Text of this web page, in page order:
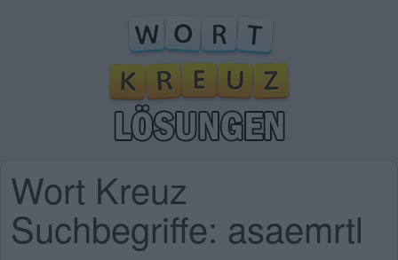
Wort Kreuz
Suchbegriffe: asaemrtl